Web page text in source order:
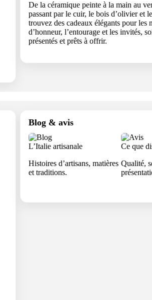
De la céramique peinte à la main au
passant par le cuir, le bois d’olivier et
trouvez des cadeaux élégants pour les
d’honneur, l’entourage et les invités,
présentés et prêts à offrir.
Blog & avis
L’Italie artisanale
Histoires d’artisans, matières
et traditions.
Ce que
Qualité,